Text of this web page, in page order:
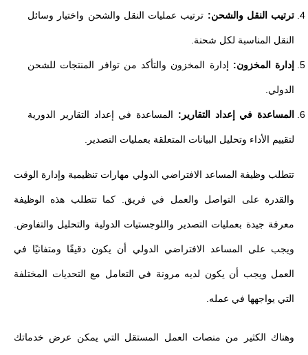
ترتيب النقل والشحن: ترتيب عمليات النقل والشحن واختيار وسائل
النقل المناسبة لكل شحنة.
إدارة المخزون: إدارة المخزون والتأكد من توافر المنتجات للشحن
الدولي.
المساعدة في إعداد التقارير: المساعدة في إعداد التقارير الدورية
لتقييم الأداء وتحليل البيانات المتعلقة بعمليات التصدير.
تتطلب وظيفة المساعد الافتراضي الدولي مهارات تنظيمية وإدارة الوقت
والقدرة على التواصل والعمل في فريق. كما تتطلب هذه الوظيفة
معرفة جيدة بعمليات التصدير واللوجستيات الدولية والتحليل والتفاوض.
ويجب على المساعد الافتراضي الدولي أن يكون دقيقًا ومتفانيًا في
العمل ويجب أن يكون لديه مرونة في التعامل مع التحديات المختلفة
التي يواجهها في عمله.
وهناك الكثير من منصات العمل المستقل التي يمكن عرض خدماتك